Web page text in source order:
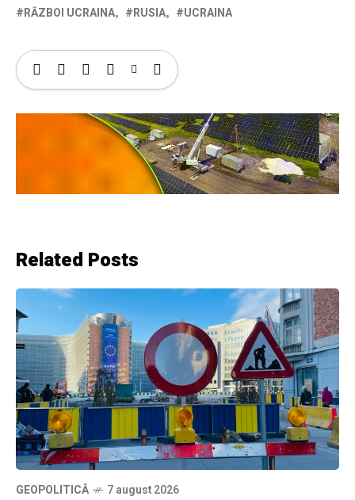
RĂZBOI UCRAINA RUSIA UCRAINA
Related Posts
GEOPOLITICĂ 7 august 2026